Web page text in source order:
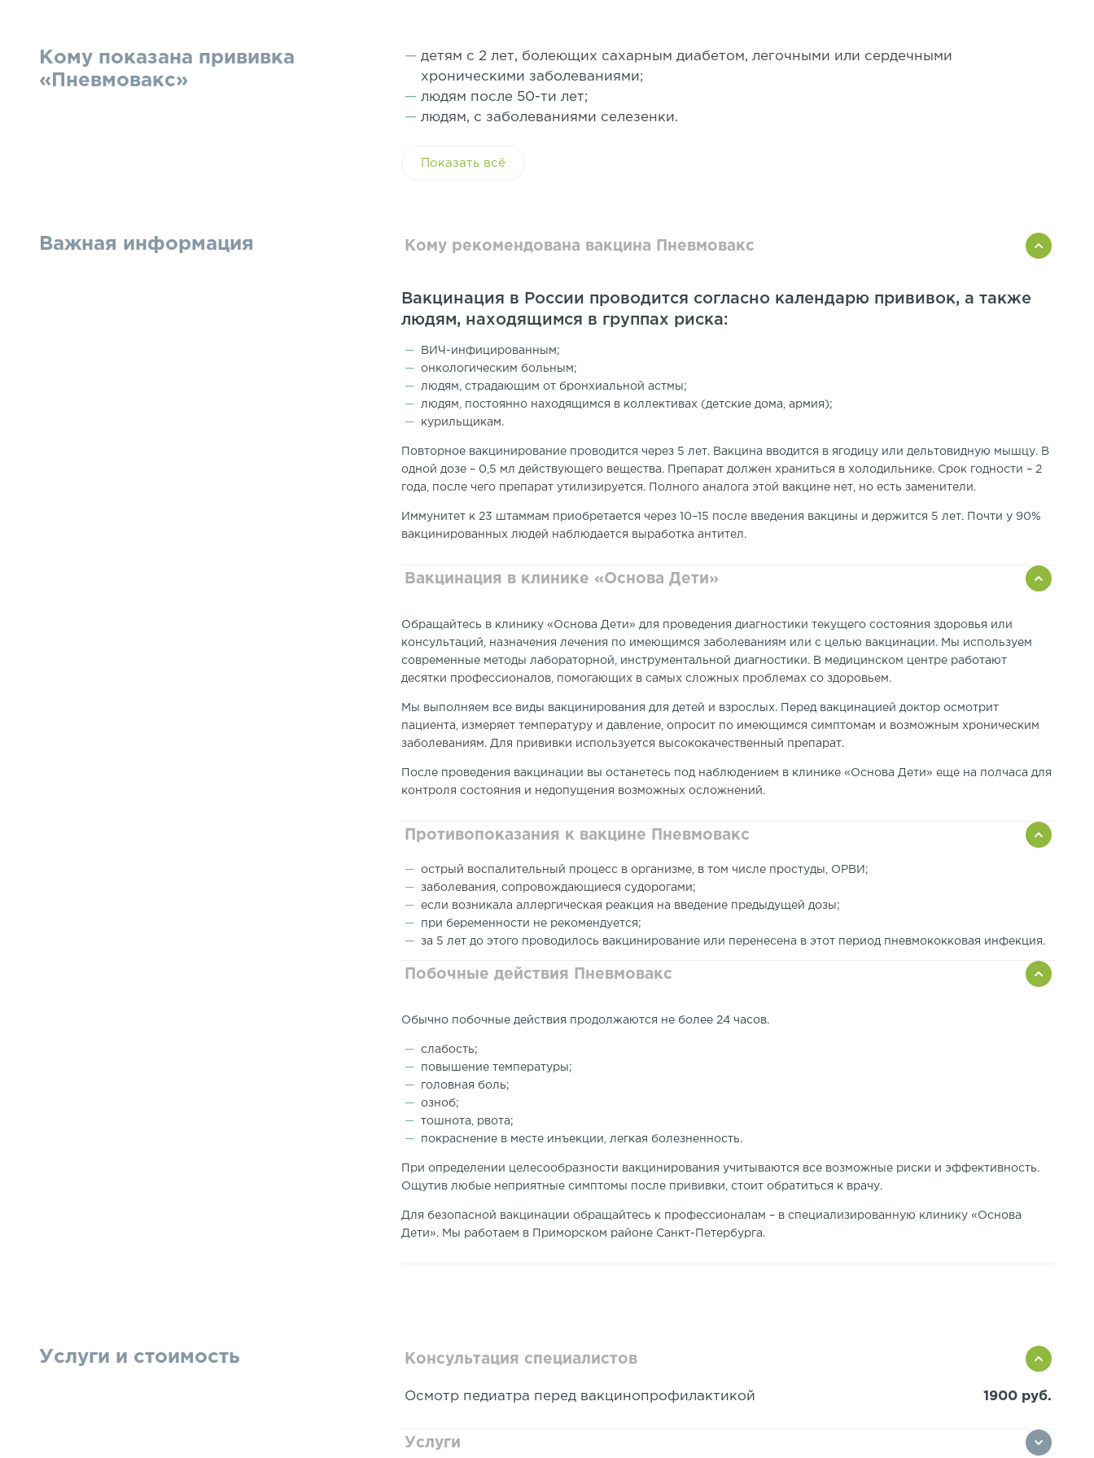
Кому показана прививка
«Пневмовакс»
детям с 2 лет, болеющих сахарным диабетом, легочными или сердечными
хроническими заболеваниями;
людям после 50-ти лет;
людям, с заболеваниями селезенки.
Показать всё
Важная информация Кому рекомендована вакцина Пневмовакс
Вакцинация в России проводится согласно календарю прививок, а также
людям, находящимся в группах риска:
ВИЧ-инфицированным;
онкологическим больным;
людям, страдающим от бронхиальной астмы;
людям, постоянно находящимся в коллективах (детские дома, армия);
курильщикам.
Повторное вакцинирование проводится через 5 лет. Вакцина вводится в ягодицу или дельтовидную мышцу. В
одной дозе – 0,5 мл действующего вещества. Препарат должен храниться в холодильнике. Срок годности – 2
года, после чего препарат утилизируется. Полного аналога этой вакцине нет, но есть заменители.
Иммунитет к 23 штаммам приобретается через 10–15 после введения вакцины и держится 5 лет. Почти у 90%
вакцинированных людей наблюдается выработка антител.
Вакцинация в клинике «Основа Дети»
Обращайтесь в клинику «Основа Дети» для проведения диагностики текущего состояния здоровья или
консультаций, назначения лечения по имеющимся заболеваниям или с целью вакцинации. Мы используем
современные методы лабораторной, инструментальной диагностики. В медицинском центре работают
десятки профессионалов, помогающих в самых сложных проблемах со здоровьем.
Мы выполняем все виды вакцинирования для детей и взрослых. Перед вакцинацией доктор осмотрит
пациента, измеряет температуру и давление, опросит по имеющимся симптомам и возможным хроническим
заболеваниям. Для прививки используется высококачественный препарат.
После проведения вакцинации вы останетесь под наблюдением в клинике «Основа Дети» еще на полчаса для
контроля состояния и недопущения возможных осложнений.
Противопоказания к вакцине Пневмовакс
острый воспалительный процесс в организме, в том числе простуды, ОРВИ;
заболевания, сопровождающиеся судорогами;
если возникала аллергическая реакция на введение предыдущей дозы;
при беременности не рекомендуется;
за 5 лет до этого проводилось вакцинирование или перенесена в этот период пневмококковая инфекция.
Побочные действия Пневмовакс
Обычно побочные действия продолжаются не более 24 часов.
слабость;
повышение температуры;
головная боль;
озноб;
тошнота, рвота;
покраснение в месте инъекции, легкая болезненность.
При определении целесообразности вакцинирования учитываются все возможные риски и эффективность.
Ощутив любые неприятные симптомы после прививки, стоит обратиться к врачу.
Для безопасной вакцинации обращайтесь к профессионалам – в специализированную клинику «Основа
Дети». Мы работаем в Приморском районе Санкт-Петербурга.
Услуги и стоимость Консультация специалистов
Осмотр педиатра перед вакцинопрофилактикой 1900 руб.
Услуги